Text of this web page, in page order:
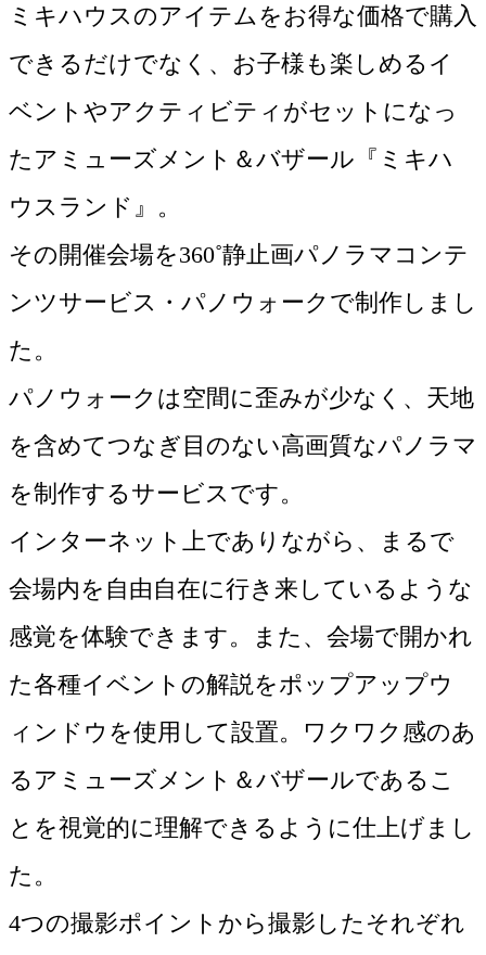
ミキハウスのアイテムをお得な価格で購入
できるだけでなく、お子様も楽しめるイ
ベントやアクティビティがセットになっ
たアミューズメント＆バザール『ミキハ
ウスランド』。
その開催会場を360˚静止画パノラマコンテ
ンツサービス・パノウォークで制作しまし
た。
パノウォークは空間に歪みが少なく、天地
を含めてつなぎ目のない高画質なパノラマ
を制作するサービスです。
インターネット上でありながら、まるで
会場内を自由自在に行き来しているような
感覚を体験できます。また、会場で開かれ
た各種イベントの解説をポップアップウ
ィンドウを使用して設置。ワクワク感のあ
るアミューズメント＆バザールであるこ
とを視覚的に理解できるように仕上げまし
た。
4つの撮影ポイントから撮影したそれぞれ